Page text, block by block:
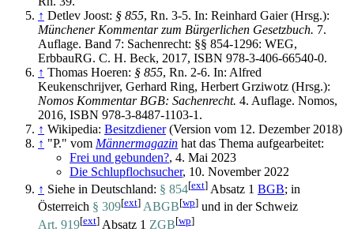
↑ Detlev Joost: § 855, Rn. 3-5. In: Reinhard Gaier (Hrsg.):
Münchener Kommentar zum Bürgerlichen Gesetzbuch. 7.
Auflage. Band 7: Sachenrecht: §§ 854-1296: WEG,
ErbbauRG. C. H. Beck, 2017, ISBN 978-3-406-66540-0.
↑ Thomas Hoeren: § 855, Rn. 2-6. In: Alfred
Keukenschrijver, Gerhard Ring, Herbert Grziwotz (Hrsg.):
Nomos Kommentar BGB: Sachenrecht. 4. Auflage. Nomos,
2016, ISBN 978-3-8487-1103-1.
↑ Wikipedia: Besitzdiener(Version vom 12. Dezember 2018)
↑ "P." vom Männermagazin hat das Thema aufgearbeitet:
Frei und gebunden?, 4. Mai 2023
Die Schlupflochsucher, 10. November 2022
↑ Siehe in Deutschland: § 854[ext] Absatz 1 BGB; in
Österreich § 309[ext] ABGB[wp] und in der Schweiz
Art. 919[ext] Absatz 1 ZGB[wp]